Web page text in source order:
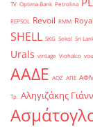
TV Optima Bank Petrolina
REPSOL Revoil RMM
SHELL SKG Sokol Sri
Urals vintage Viohalco
ΑΑΔΕ ΑΟΖ ΑΠΕ
Τρ. Αληγιζάκης